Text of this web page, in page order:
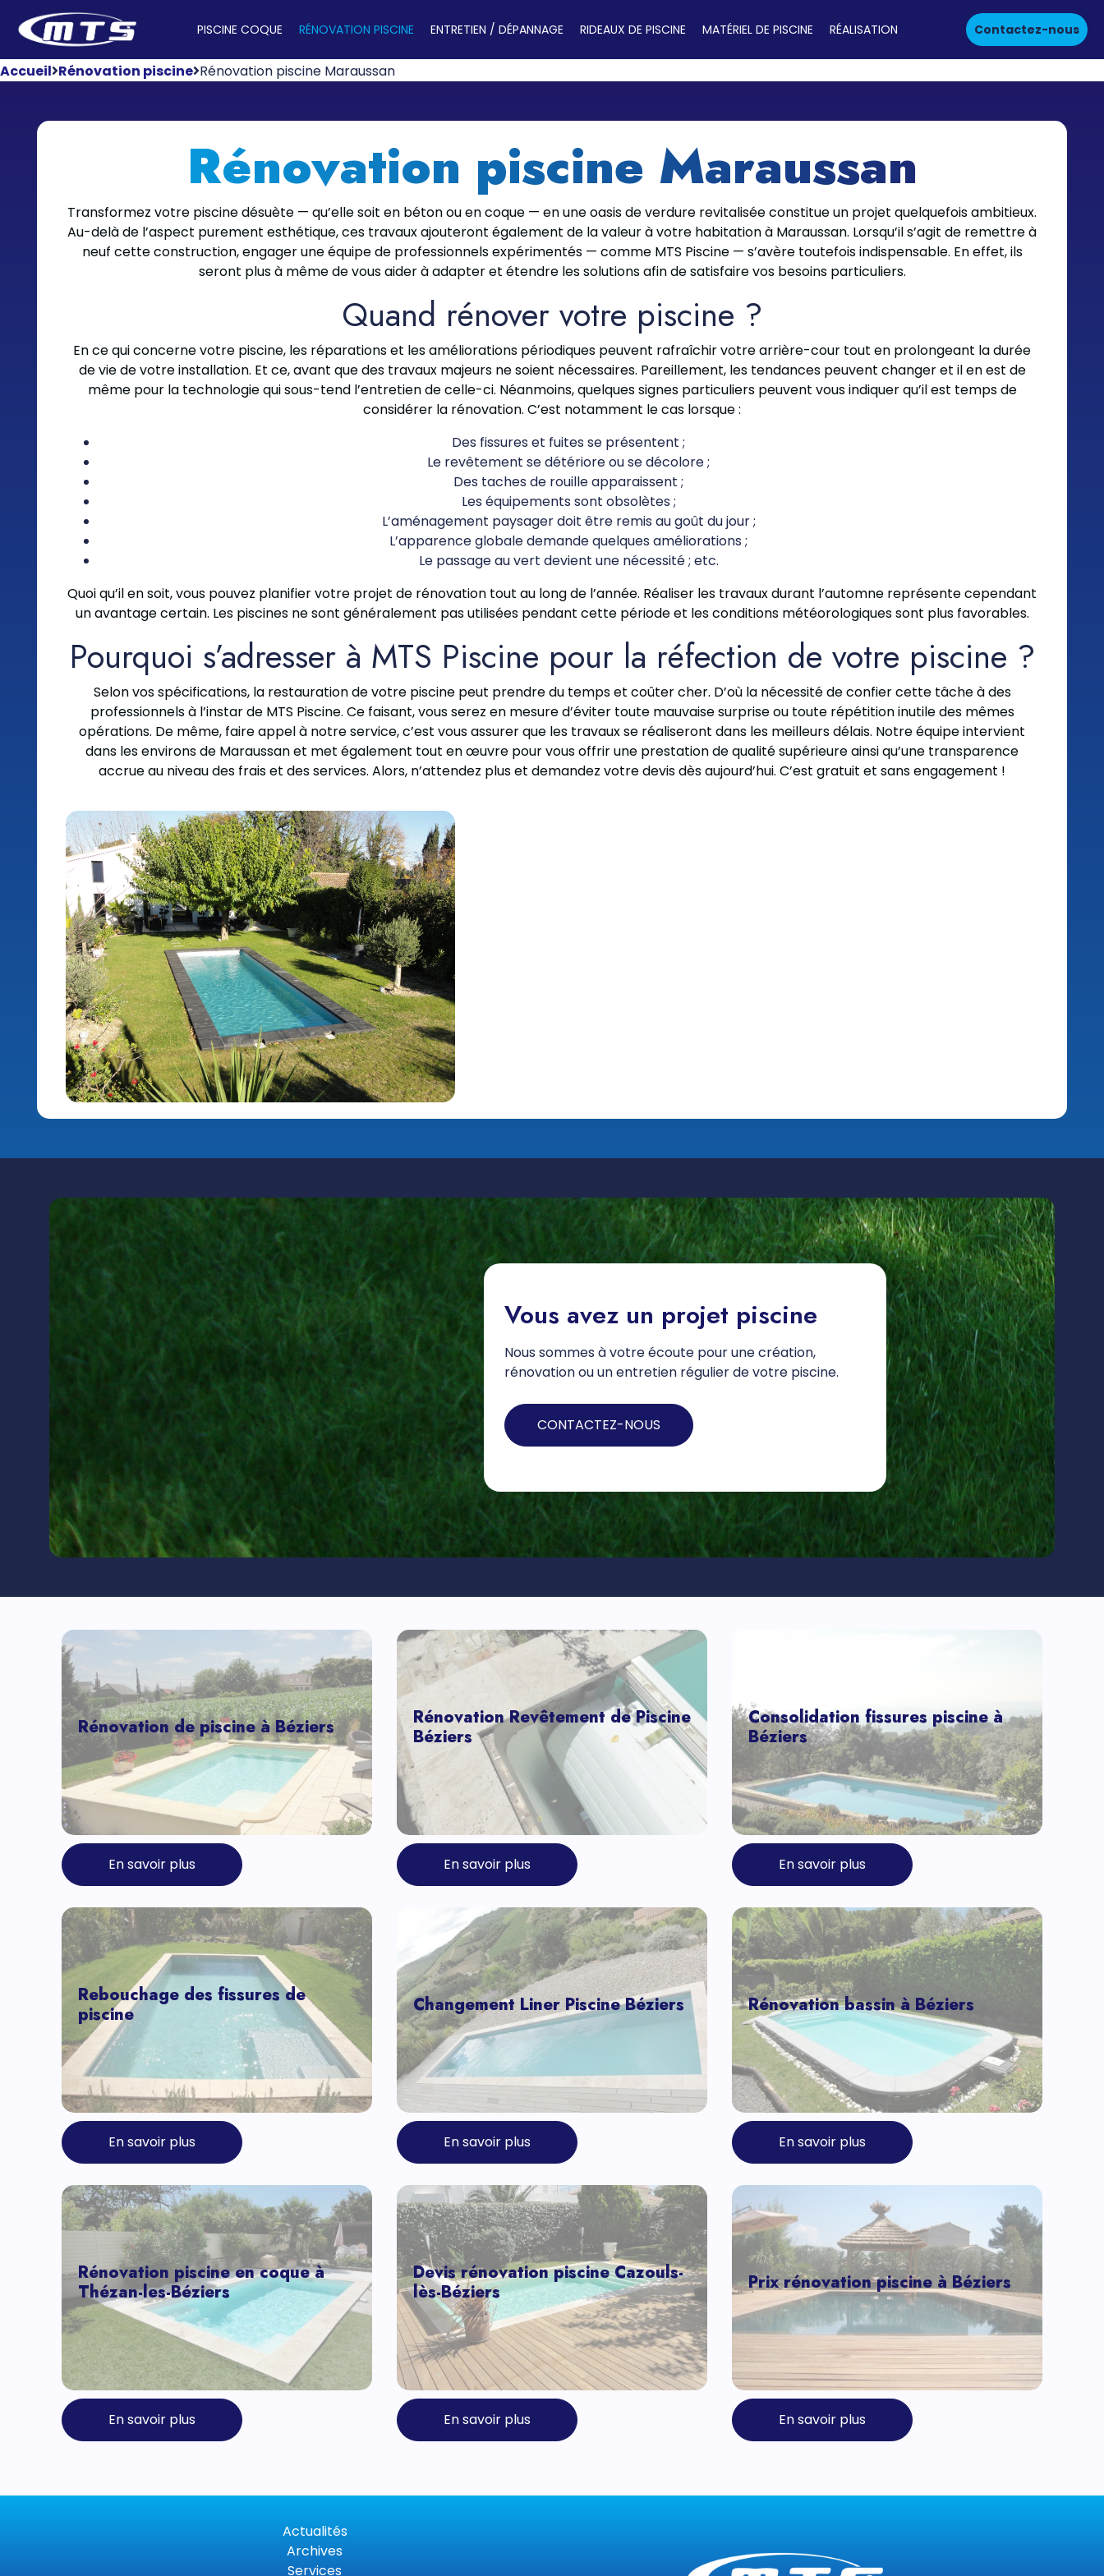
PISCINE COQUE RÉNOVATION PISCINE ENTRETIEN / DÉPANNAGE RIDEAUX DE PISCINE MATÉRIEL DE PISCINE RÉALISATION Contactez-nous
Accueil Rénovation piscine Rénovation piscine Maraussan
Rénovation piscine Maraussan
Transformez votre piscine désuète — qu’elle soit en béton ou en coque — en une oasis de verdure revitalisée constitue un projet quelquefois ambitieux.
Au-delà de l’aspect purement esthétique, ces travaux ajouteront également de la valeur à votre habitation à Maraussan. Lorsqu’il s’agit de remettre à
neuf cette construction, engager une équipe de professionnels expérimentés — comme MTS Piscine — s’avère toutefois indispensable. En effet, ils
seront plus à même de vous aider à adapter et étendre les solutions afin de satisfaire vos besoins particuliers.
Quand rénover votre piscine ?
En ce qui concerne votre piscine, les réparations et les améliorations périodiques peuvent rafraîchir votre arrière-cour tout en prolongeant la durée
de vie de votre installation. Et ce, avant que des travaux majeurs ne soient nécessaires. Pareillement, les tendances peuvent changer et il en est de
même pour la technologie qui sous-tend l’entretien de celle-ci. Néanmoins, quelques signes particuliers peuvent vous indiquer qu’il est temps de
considérer la rénovation. C’est notamment le cas lorsque :
Des fissures et fuites se présentent ;
Le revêtement se détériore ou se décolore ;
Des taches de rouille apparaissent ;
Les équipements sont obsolètes ;
L’aménagement paysager doit être remis au goût du jour ;
L’apparence globale demande quelques améliorations ;
Le passage au vert devient une nécessité ; etc.
Quoi qu’il en soit, vous pouvez planifier votre projet de rénovation tout au long de l’année. Réaliser les travaux durant l’automne représente cependant
un avantage certain. Les piscines ne sont généralement pas utilisées pendant cette période et les conditions météorologiques sont plus favorables.
Pourquoi s’adresser à MTS Piscine pour la réfection de votre piscine ?
Selon vos spécifications, la restauration de votre piscine peut prendre du temps et coûter cher. D’où la nécessité de confier cette tâche à des
professionnels à l’instar de MTS Piscine. Ce faisant, vous serez en mesure d’éviter toute mauvaise surprise ou toute répétition inutile des mêmes
opérations. De même, faire appel à notre service, c’est vous assurer que les travaux se réaliseront dans les meilleurs délais. Notre équipe intervient
dans les environs de Maraussan et met également tout en œuvre pour vous offrir une prestation de qualité supérieure ainsi qu’une transparence
accrue au niveau des frais et des services. Alors, n’attendez plus et demandez votre devis dès aujourd’hui. C’est gratuit et sans engagement !
Vous avez un projet piscine
Nous sommes à votre écoute pour une création,
rénovation ou un entretien régulier de votre piscine.
CONTACTEZ-NOUS
Rénovation de piscine à Béziers
En savoir plus
Rénovation Revêtement de Piscine
Béziers
En savoir plus
Consolidation fissures piscine à
Béziers
En savoir plus
Rebouchage des fissures de
piscine
En savoir plus
Changement Liner Piscine Béziers
En savoir plus
Rénovation bassin à Béziers
En savoir plus
Rénovation piscine en coque à
Thézan-les-Béziers
En savoir plus
Devis rénovation piscine Cazouls-
lès-Béziers
En savoir plus
Prix rénovation piscine à Béziers
En savoir plus
Actualités
Archives
Services